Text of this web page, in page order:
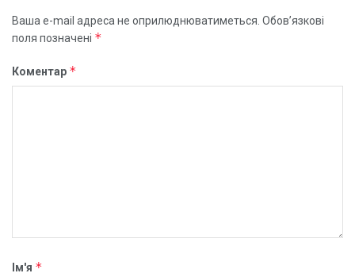
Ваша e-mail адреса не оприлюднюватиметься. Обов’язкові
поля позначені *
Коментар *
Ім'я *